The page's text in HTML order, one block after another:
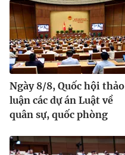
Ngày 8/8, Quốc hội thảo
luận các dự án Luật về
quân sự, quốc phòng